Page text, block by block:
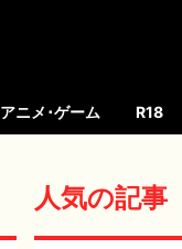
アニメ･ゲーム R18
人気の記事